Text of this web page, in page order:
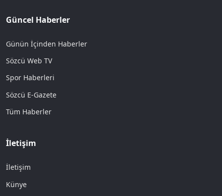
Güncel Haberler
Günün İçinden Haberler
Sözcü Web TV
Spor Haberleri
Sözcü E-Gazete
Tüm Haberler
İletişim
İletişim
Künye